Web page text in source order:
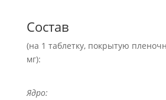
Состав
(на 1 таблетку, покрытую
мг):
Ядро: